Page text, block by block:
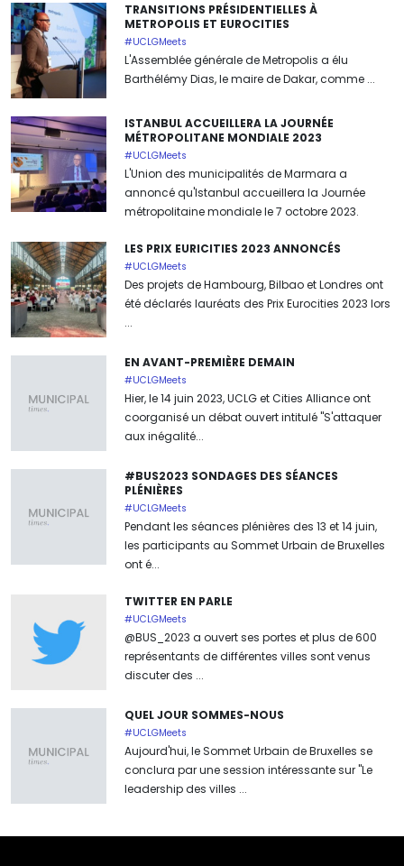
TRANSITIONS PRÉSIDENTIELLES À
METROPOLIS ET EUROCITIES
#UCLGMeets
L'Assemblée générale de Metropolis a élu
Barthélémy Dias, le maire de Dakar, comme ...
ISTANBUL ACCUEILLERA LA JOURNÉE
MÉTROPOLITANE MONDIALE 2023
#UCLGMeets
L'Union des municipalités de Marmara a
annoncé qu'Istanbul accueillera la Journée
métropolitaine mondiale le 7 octobre 2023.
LES PRIX EURICITIES 2023 ANNONCÉS
#UCLGMeets
Des projets de Hambourg, Bilbao et Londres ont
été déclarés lauréats des Prix Eurocities 2023 lors
...
EN AVANT-PREMIÈRE DEMAIN
#UCLGMeets
Hier, le 14 juin 2023, UCLG et Cities Alliance ont
coorganisé un débat ouvert intitulé "S'attaquer
aux inégalité...
#BUS2023 SONDAGES DES SÉANCES
PLÉNIÈRES
#UCLGMeets
Pendant les séances plénières des 13 et 14 juin,
les participants au Sommet Urbain de Bruxelles
ont é...
TWITTER EN PARLE
#UCLGMeets
@BUS_2023 a ouvert ses portes et plus de 600
représentants de différentes villes sont venus
discuter des ...
QUEL JOUR SOMMES-NOUS
#UCLGMeets
Aujourd'hui, le Sommet Urbain de Bruxelles se
conclura par une session intéressante sur "Le
leadership des villes ...